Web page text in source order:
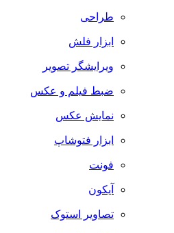
طراحی
ابزار فلش
ویرایشگر تصویر
ضبط فيلم و عكس
نمایش عکس
ابزار فتوشاپ
فونت
آیکون
تصاویر استوک